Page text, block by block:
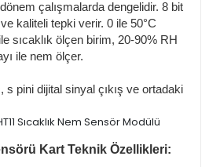
çalışmalarda dengelidir. 8 bit
kaliteli tepki verir. 0 ile 50°C
sıcaklık ölçen birim, 20-90% RH
ile nem ölçer.
s pini dijital sinyal çıkış ve ortadaki
Sıcaklık Nem Sensör Modülü
Kart Teknik Özellikleri: